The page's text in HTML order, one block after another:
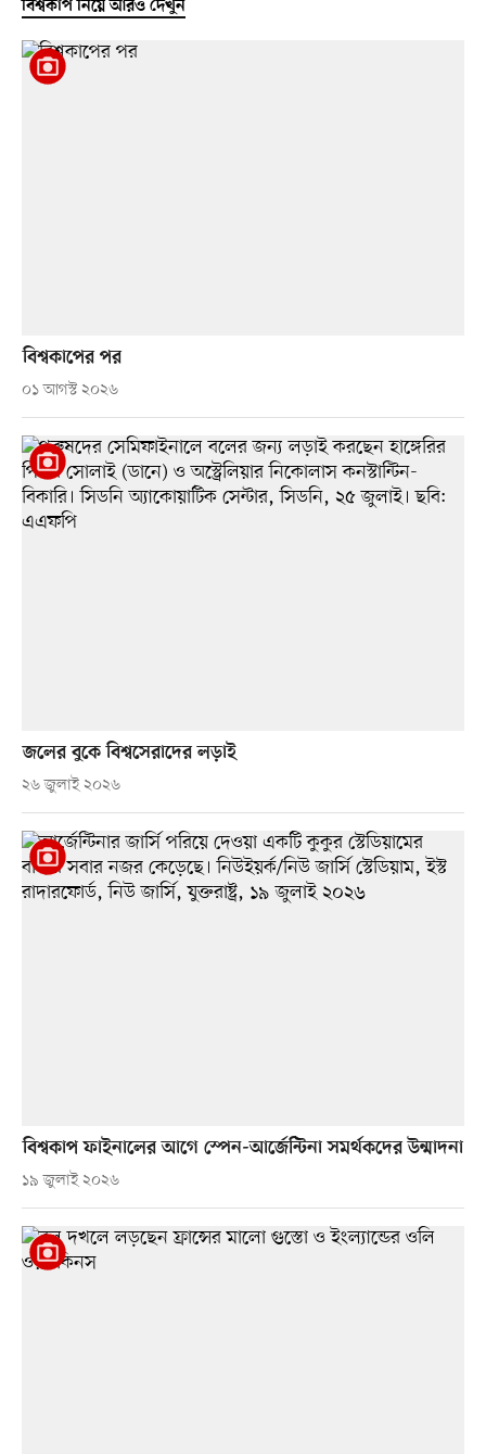
বিশ্বকাপ নিয়ে আরও দেখুন
বিশ্বকাপের পর
০১ আগস্ট ২০২৬
জলের বুকে বিশ্বসেরাদের লড়াই
২৬ জুলাই ২০২৬
বিশ্বকাপ ফাইনালের আগে স্পেন-আর্জেন্টিনা সমর্থকদের উন্মাদনা
১৯ জুলাই ২০২৬